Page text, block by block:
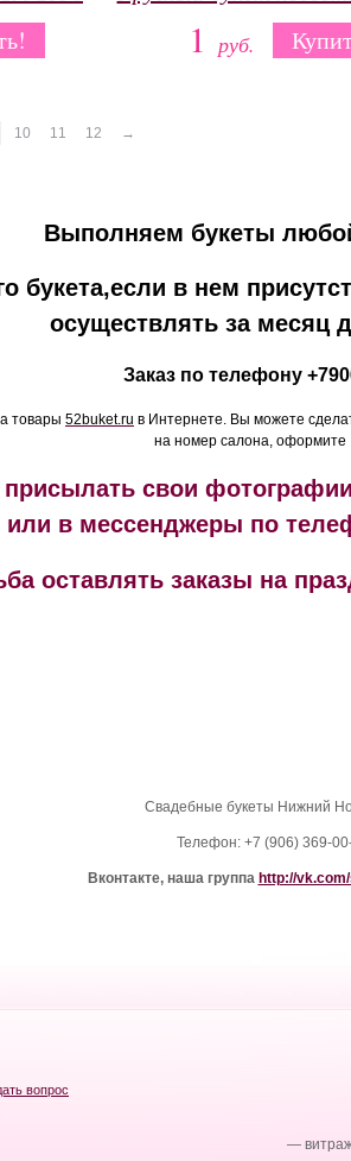
1руб.
10 11 12 →
Выполняем букеты
букета,если в нем
осуществлять за месяц
Заказ по телефону
товары 52buket.ru в Интернете. Вы можете
на номер салона, оформите
свои
или в мессенджеры по
оставлять заказы на
Свадебные букеты Нижний
Телефон: +7 (906) 369-
Вконтакте, наша группа http://
вопрос
— витраж